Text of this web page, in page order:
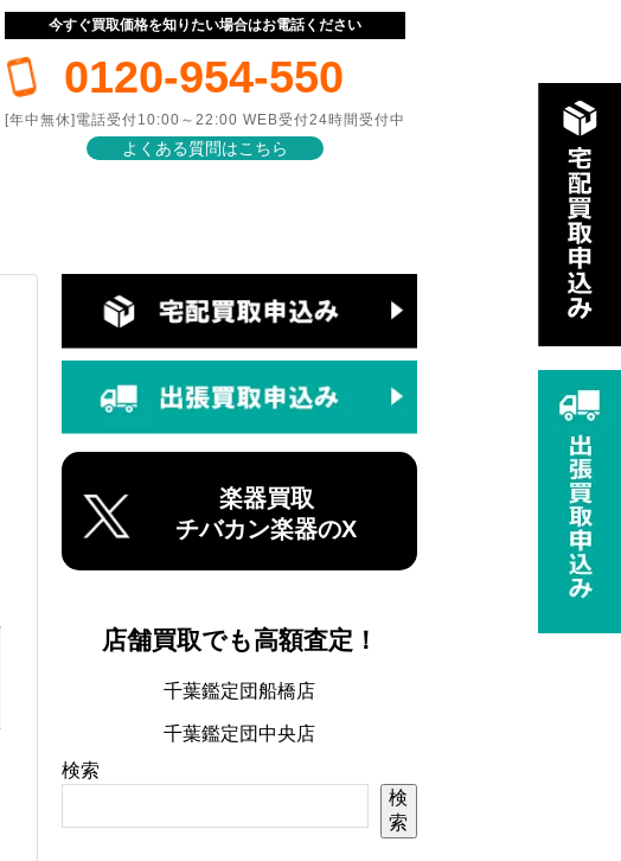
今すぐ買取価格を知りたい場合はお電話ください
0120-954-550
[年中無休]電話受付10:00～22:00 WEB受付24時間受付中
よくある質問はこちら
楽器買取
チバカン楽器のX
店舗買取でも高額査定！
千葉鑑定団船橋店
千葉鑑定団中央店
検索
検
索